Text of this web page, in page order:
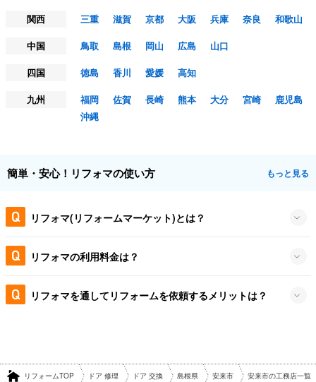
関西
三重 滋賀 京都 大阪 兵庫 奈良
和歌山
中国
鳥取 島根 岡山 広島
山口
四国
徳島 香川 愛媛
高知
九州
福岡 佐賀 長崎 熊本 大分 宮崎
鹿児島
沖縄
簡単・安心！リフォマの使い方 もっと見る
リフォマ(リフォームマーケット)とは？
リフォマの利用料金は？
リフォマを通してリフォームを依頼するメリットは？
リフォームTOP ドア 修理 ドア 交換 島根県 安来市 安来市の工務店一覧